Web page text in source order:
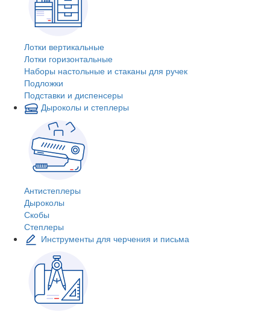
Лотки вертикальные
Лотки горизонтальные
Наборы настольные и стаканы для ручек
Подложки
Подставки и диспенсеры
Дыроколы и степлеры
Антистеплеры
Дыроколы
Скобы
Степлеры
Инструменты для черчения и письма